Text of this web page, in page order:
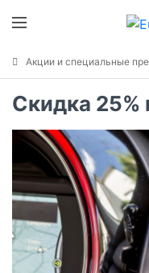
Акции и специальные
Скидка